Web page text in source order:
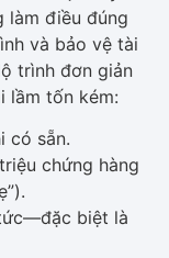
làm điều đúng
và bảo vệ tài
trình đơn giản
lầm tốn kém:
có sẵn.
chứng hàng
biệt là